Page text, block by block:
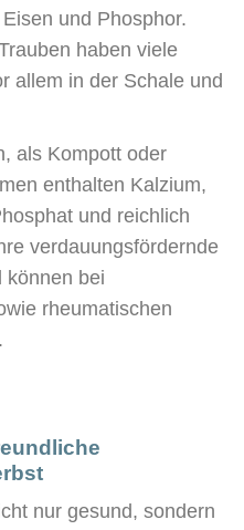
und Phosphor.
haben viele
allem in der Schale und
als Kompott oder
enthalten Kalzium,
und reichlich
verdauungsfördernde
können bei
rheumatischen
nur gesund, sondern